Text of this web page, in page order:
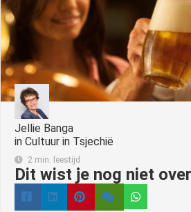
Jellie Banga
in Cultuur in Tsjechië
2 min. leestijd
Dit wist je nog niet